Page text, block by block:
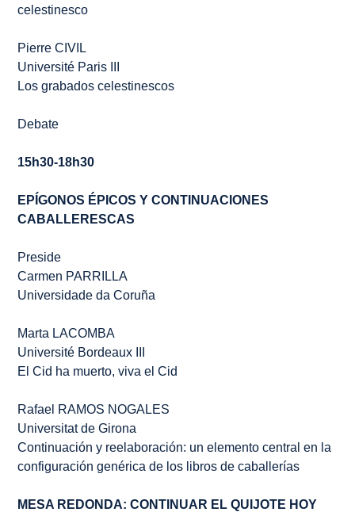
celestinesco
Pierre CIVIL
Université Paris III
Los grabados celestinescos
Debate
15h30-18h30
EPÍGONOS ÉPICOS Y CONTINUACIONES
CABALLERESCAS
Preside
Carmen PARRILLA
Universidade da Coruña
Marta LACOMBA
Université Bordeaux III
El Cid ha muerto, viva el Cid
Rafael RAMOS NOGALES
Universitat de Girona
Continuación y reelaboración: un elemento central en la
configuración genérica de los libros de caballerías
MESA REDONDA: CONTINUAR EL QUIJOTE HOY